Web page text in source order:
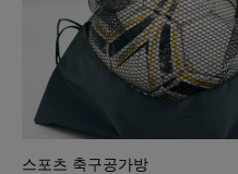
스포츠 축구공가방